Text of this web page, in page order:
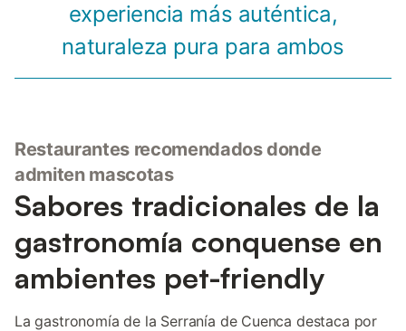
experiencia más auténtica,
naturaleza pura para ambos
Restaurantes recomendados donde
admiten mascotas
Sabores tradicionales de la
gastronomía conquense en
ambientes pet-friendly
La gastronomía de la Serranía de Cuenca destaca por